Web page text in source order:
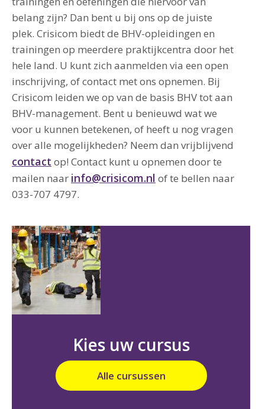
belang zijn? Dan bent u bij ons op de juiste
plek. Crisicom biedt de BHV-opleidingen en
trainingen op meerdere praktijkcentra door het
hele land. U kunt zich aanmelden via een open
inschrijving, of contact met ons opnemen. Bij
Crisicom leiden we op van de basis BHV tot aan
BHV-management. Bent u benieuwd wat we
voor u kunnen betekenen, of heeft u nog vragen
over alle mogelijkheden? Neem dan vrijblijvend
contact op! Contact kunt u opnemen door te
mailen naar info@crisicom.nl of te bellen naar
033-707 4797.
Kies uw cursus
Alle cursussen